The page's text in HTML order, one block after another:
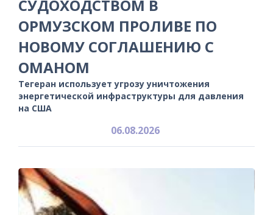
СУДОХОДСТВОМ В
ОРМУЗСКОМ ПРОЛИВЕ ПО
НОВОМУ СОГЛАШЕНИЮ С
ОМАНОМ
Тегеран использует угрозу уничтожения
энергетической инфраструктуры для давления
на США
06.08.2026